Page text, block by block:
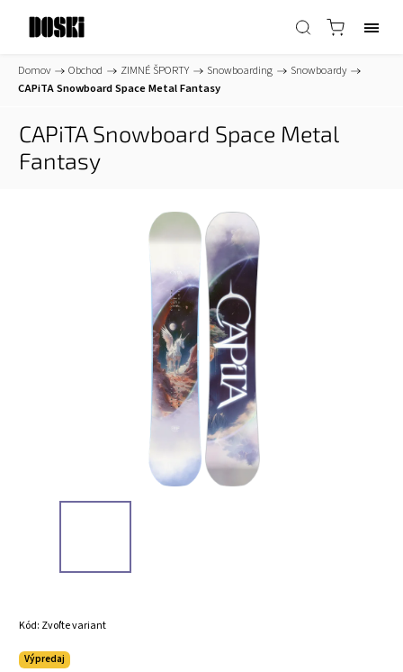
Domov / Obchod / ZIMNÉ ŠPORTY / Snowboarding / Snowboardy /
CAPiTA Snowboard Space Metal Fantasy
CAPiTA Snowboard Space Metal
Fantasy
Kód: Zvoľte variant
Výpredaj